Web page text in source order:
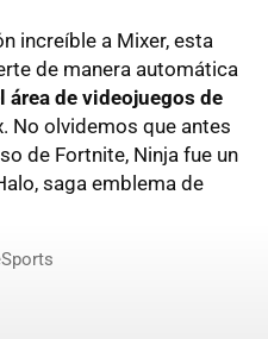
increíble a Mixer, esta
de manera automática
área de videojuegos de
No olvidemos que antes
de Fortnite, Ninja fue un
saga emblema de